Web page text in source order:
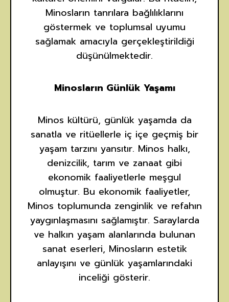
Minosların tanrılara bağlılıklarını
göstermek ve toplumsal uyumu
sağlamak amacıyla gerçekleştirildiği
düşünülmektedir.
Minosların Günlük Yaşamı
Minos kültürü, günlük yaşamda da
sanatla ve ritüellerle iç içe geçmiş bir
yaşam tarzını yansıtır. Minos halkı,
denizcilik, tarım ve zanaat gibi
ekonomik faaliyetlerle meşgul
olmuştur. Bu ekonomik faaliyetler,
Minos toplumunda zenginlik ve refahın
yaygınlaşmasını sağlamıştır. Saraylarda
ve halkın yaşam alanlarında bulunan
sanat eserleri, Minosların estetik
anlayışını ve günlük yaşamlarındaki
inceliği gösterir.